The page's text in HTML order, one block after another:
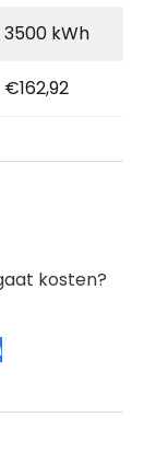
3500 kWh
€162,92
kosten?